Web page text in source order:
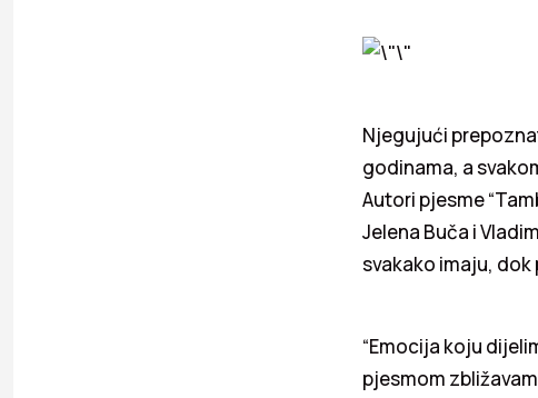
Njegujući
godinama, a
Autori pjesme
Jelena Buča i
svakako imaju,
“Emocija koju
pjesmom